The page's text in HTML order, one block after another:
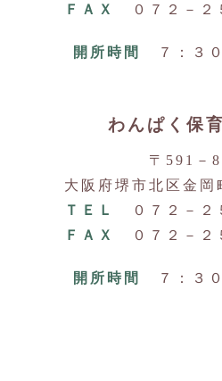
ＦＡＸ
０７２－２
開所時間 ７：３０
わんぱく保
〒591－
大阪府堺市北区金岡
ＴＥＬ
０７２－２
ＦＡＸ
０７２－２
開所時間 ７：３０